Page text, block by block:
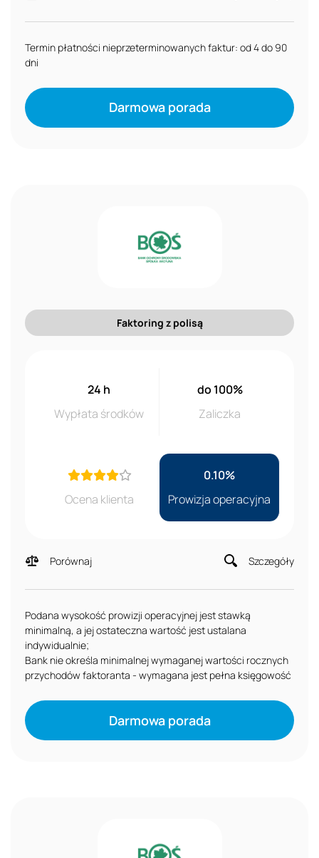
Termin płatności nieprzeterminowanych faktur: od 4 do 90
dni
Darmowa porada
Faktoring z polisą
24 h
Wypłata środków
do 100%
Zaliczka
Ocena klienta
0.10%
Prowizja operacyjna
Porównaj Szczegóły
Podana wysokość prowizji operacyjnej jest stawką
minimalną, a jej ostateczna wartość jest ustalana
indywidualnie;
Bank nie określa minimalnej wymaganej wartości rocznych
przychodów faktoranta - wymagana jest pełna księgowość
Darmowa porada